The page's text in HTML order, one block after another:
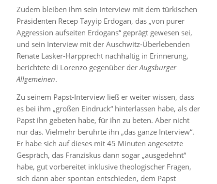
Zudem bleiben ihm sein Interview mit dem türkischen
Präsidenten Recep Tayyip Erdogan, das „von purer
Aggression aufseiten Erdogans“ geprägt gewesen sei,
und sein Interview mit der Auschwitz-Überlebenden
Renate Lasker-Harpprecht nachhaltig in Erinnerung,
berichtete di Lorenzo gegenüber der Augsburger
Allgemeinen.
Zu seinem Papst-Interview ließ er weiter wissen, dass
es bei ihm „großen Eindruck“ hinterlassen habe, als der
Papst ihn gebeten habe, für ihn zu beten. Aber nicht
nur das. Vielmehr berührte ihn „das ganze Interview“.
Er habe sich auf dieses mit 45 Minuten angesetzte
Gespräch, das Franziskus dann sogar „ausgedehnt“
habe, gut vorbereitet inklusive theologischer Fragen,
sich dann aber spontan entschieden, dem Papst